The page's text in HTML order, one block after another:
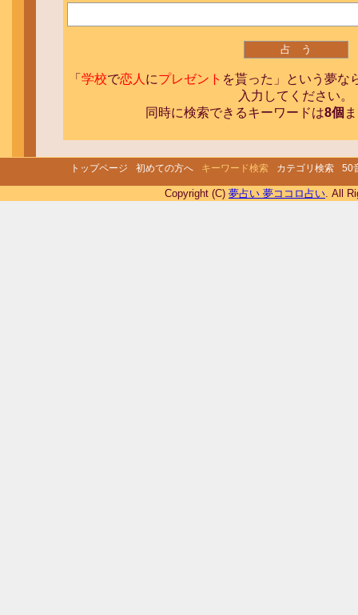
「 学校で恋人 にプレゼント を貰った」という夢な
入力してください。
同時に検索できるキーワードは8個
50
カテゴリ検索
キーワード検索
初めての方へ
トップページ
Copyright (C) 夢占い 夢ココロ占い. All